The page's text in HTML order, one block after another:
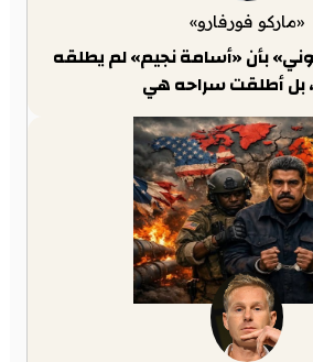
«ماركو فورفارو»
بأن «أسامة نجيم» لم يطلقه
بل أطلقت سراحه هي